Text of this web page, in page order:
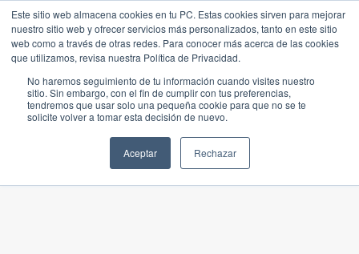
Este sitio web almacena cookies en tu PC. Estas cookies sirven para mejorar
nuestro sitio web y ofrecer servicios más personalizados, tanto en este sitio
web como a través de otras redes. Para conocer más acerca de las cookies
que utilizamos, revisa nuestra Política de Privacidad.
No haremos seguimiento de tu información cuando visites nuestro
sitio. Sin embargo, con el fin de cumplir con tus preferencias,
tendremos que usar solo una pequeña cookie para que no se te
solicite volver a tomar esta decisión de nuevo.
Aceptar Rechazar